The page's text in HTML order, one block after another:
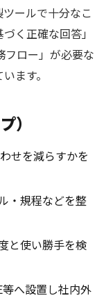
ールで十分なこ
く正確な回答」
フロー」が必要な
ます。
）
せを減らすかを
・規程などを整
と使い勝手を検
等へ設置し社内外